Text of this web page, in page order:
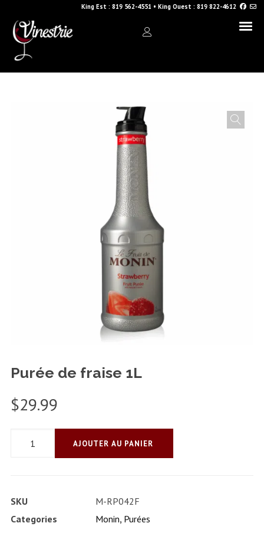
King Est : 819 562-4551 • King Ouest : 819 822-4612
Purée de fraise 1L
$29.99
quantité
fraise
1L
AJOUTER AU PANIER
SKU
M-RP042F
Categories
Monin, Purées